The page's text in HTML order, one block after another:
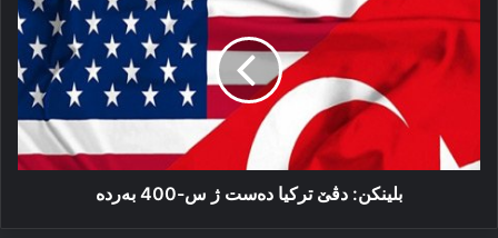
تركیا
دەست
ژ
س-400
بلینكن: دڤێ تركیا دەست ژ س-400 بەردە